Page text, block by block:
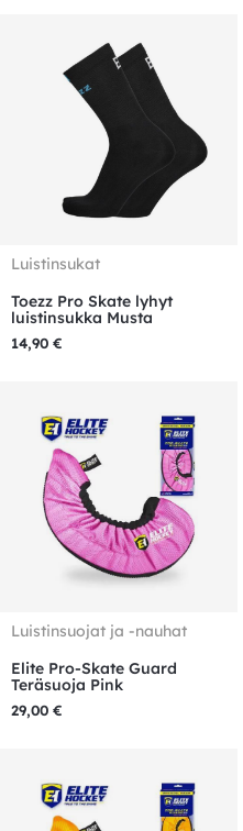
Luistinsukat
Toezz Pro Skate lyhyt
luistinsukka Musta
14,90 €
Luistinsuojat ja -nauhat
Elite Pro-Skate Guard
Teräsuoja Pink
29,00 €